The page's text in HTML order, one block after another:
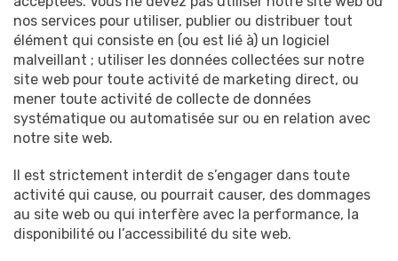
nos services pour utiliser, publier ou distribuer tout
élément qui consiste en (ou est lié à) un logiciel
malveillant ; utiliser les données collectées sur notre
site web pour toute activité de marketing direct, ou
mener toute activité de collecte de données
systématique ou automatisée sur ou en relation avec
notre site web.
Il est strictement interdit de s’engager dans toute
activité qui cause, ou pourrait causer, des dommages
au site web ou qui interfère avec la performance, la
disponibilité ou l’accessibilité du site web.